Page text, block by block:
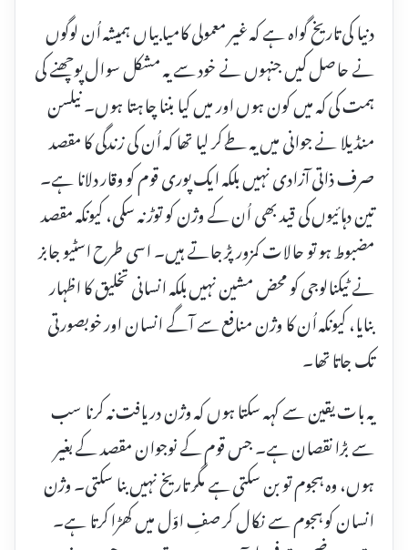
دنیا کی تاریخ گواہ ہے کہ غیر معمولی کامیابیاں ہمیشہ اُن لوگوں
نے حاصل کیں جنہوں نے خود سے یہ مشکل سوال پوچھنے کی
ہمت کی کہ میں کون ہوں اور میں کیا بننا چاہتا ہوں۔ نیلسن
منڈیلا نے جوانی میں یہ طے کر لیا تھا کہ اُن کی زندگی کا مقصد
صرف ذاتی آزادی نہیں بلکہ ایک پوری قوم کو وقار دلانا ہے۔
تین دہائیوں کی قید بھی اُن کے وژن کو توڑ نہ سکی، کیونکہ مقصد
مضبوط ہو تو حالات کمزور پڑ جاتے ہیں۔ اسی طرح اسٹیو جابز
نے ٹیکنالوجی کو محض مشین نہیں بلکہ انسانی تخلیق کا اظہار
بنایا، کیونکہ اُن کا وژن منافع سے آگے انسان اور خوبصورتی
تک جاتا تھا۔
یہ بات یقین سے کہہ سکتا ہوں کہ وژن دریافت نہ کرنا سب
سے بڑا نقصان ہے۔ جس قوم کے نوجوان مقصد کے بغیر
ہوں، وہ ہجوم تو بن سکتی ہے مگر تاریخ نہیں بنا سکتی۔ وژن
انسان کو ہجوم سے نکال کر صفِ اوّل میں کھڑا کرتا ہے۔